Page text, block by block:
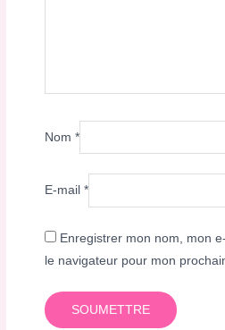
Nom*
E-mail*
Enregistrer mon nom, mon
le navigateur pour mon